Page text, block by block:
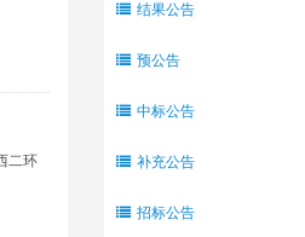
二环
结果公告
预公告
中标公告
补充公告
招标公告